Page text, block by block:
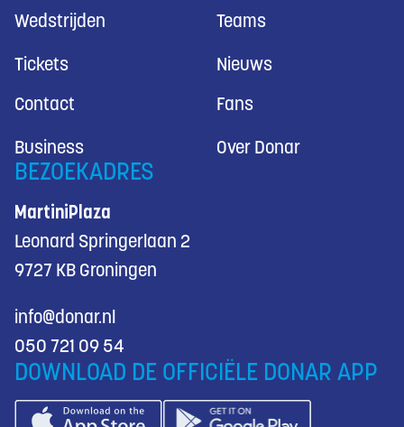
Wedstrijden Teams
Tickets Nieuws
Contact Fans
Business Over Donar
BEZOEKADRES
MartiniPlaza
Leonard Springerlaan 2
9727 KB Groningen
info@donar.nl
050 721 09 54
DOWNLOAD DE OFFICIËLE DONAR APP